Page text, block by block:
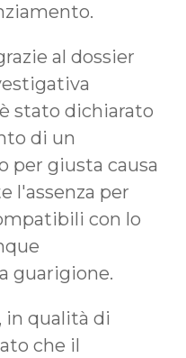
al dossier
stato dichiarato
di un
per giusta causa
l'assenza per
con lo
guarigione.
in qualità di
che il